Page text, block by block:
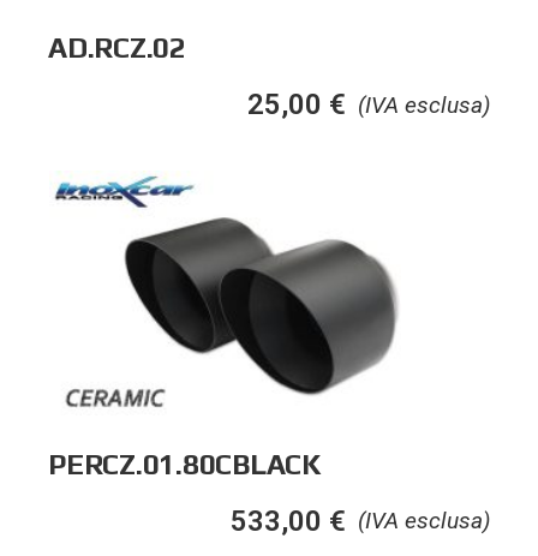
AD.RCZ.02
(IVA esclusa)
25,00 €
PERCZ.01.80CBLACK
(IVA esclusa)
533,00 €